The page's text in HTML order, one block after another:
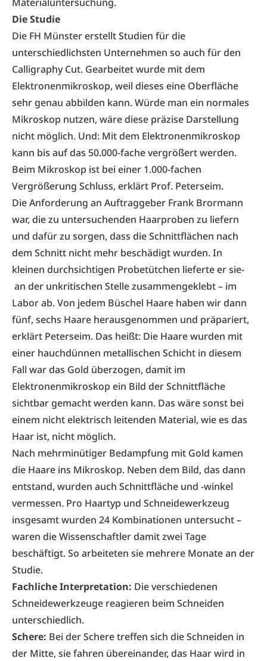
Die Studie
Die FH Münster erstellt Studien für die
unterschiedlichsten Unternehmen so auch für den
Calligraphy Cut. Gearbeitet wurde mit dem
Elektronenmikroskop, weil dieses eine Oberfläche
sehr genau abbilden kann. Würde man ein normales
Mikroskop nutzen, wäre diese präzise Darstellung
nicht möglich. Und: Mit dem Elektronenmikroskop
kann bis auf das 50.000-fache vergrößert werden.
Beim Mikroskop ist bei einer 1.000-fachen
Vergrößerung Schluss, erklärt Prof. Peterseim.
Die Anforderung an Auftraggeber Frank Brormann
war, die zu untersuchenden Haarproben zu liefern
und dafür zu sorgen, dass die Schnittflächen nach
dem Schnitt nicht mehr beschädigt wurden. In
kleinen durchsichtigen Probetütchen lieferte er sie-
an der unkritischen Stelle zusammengeklebt – im
Labor ab. Von jedem Büschel Haare haben wir dann
fünf, sechs Haare herausgenommen und präpariert,
erklärt Peterseim. Das heißt: Die Haare wurden mit
einer hauchdünnen metallischen Schicht in diesem
Fall war das Gold überzogen, damit im
Elektronenmikroskop ein Bild der Schnittfläche
sichtbar gemacht werden kann. Das wäre sonst bei
einem nicht elektrisch leitenden Material, wie es das
Haar ist, nicht möglich.
Nach mehrminütiger Bedampfung mit Gold kamen
die Haare ins Mikroskop. Neben dem Bild, das dann
entstand, wurden auch Schnittfläche und -winkel
vermessen. Pro Haartyp und Schneidewerkzeug
insgesamt wurden 24 Kombinationen untersucht –
waren die Wissenschaftler damit zwei Tage
beschäftigt. So arbeiteten sie mehrere Monate an der
Studie.
Fachliche Interpretation: Die verschiedenen
Schneidewerkzeuge reagieren beim Schneiden
unterschiedlich.
Schere: Bei der Schere treffen sich die Schneiden in
der Mitte, sie fahren übereinander, das Haar wird in